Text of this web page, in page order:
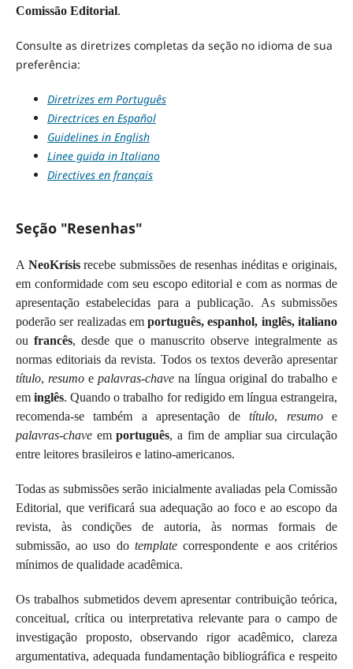
Comissão Editorial.
Consulte as diretrizes completas da seção no idioma de sua
preferência:
Diretrizes em Português
Directrices en Español
Guidelines in English
Linee guida in Italiano
Directives en français
Seção "Resenhas"
A NeoKrísisrecebe submissões de resenhas inéditas e originais,
em conformidade com seu escopo editorial e com as normas de
apresentação estabelecidas para a publicação. As submissões
poderão ser realizadas emportuguês, espanhol, inglês, italiano
ou francês, desde que o manuscrito observe integralmente as
normas editoriais da revista. Todos os textos deverão apresentar
título,resumo epalavras-chave na língua original do trabalho e
eminglês. Quando o trabalho for redigido em língua estrangeira,
recomenda-se também a apresentação detítulo, resumoe
palavras-chaveemportuguês, a fim de ampliar sua circulação
entre leitores brasileiros e latino-americanos.
Todas as submissões serão inicialmente avaliadas pela Comissão
Editorial, que verificará sua adequação ao foco e ao escopo da
revista, às condições de autoria, às normas formais de
submissão, ao uso do template correspondente e aos critérios
mínimos de qualidade acadêmica.
Os trabalhos submetidos devem apresentar contribuição teórica,
conceitual, crítica ou interpretativa relevante para o campo de
investigação proposto, observando rigor acadêmico, clareza
argumentativa, adequada fundamentação bibliográfica e respeito